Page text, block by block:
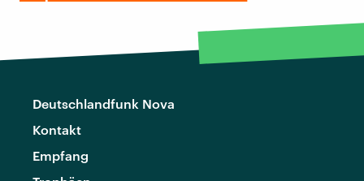
Deutschlandfunk Nova
Kontakt
Empfang